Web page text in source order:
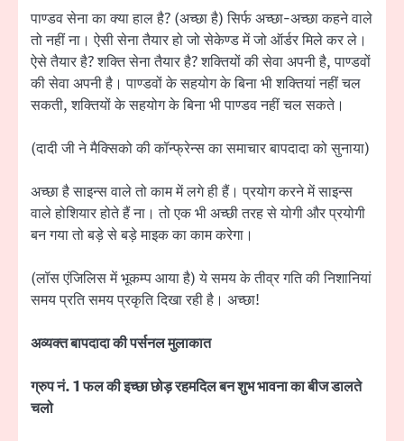
पाण्डव सेना का क्या हाल है? (अच्छा है) सिर्फ अच्छा-अच्छा कहने वाले
तो नहीं ना। ऐसी सेना तैयार हो जो सेकेण्ड में जो ऑर्डर मिले कर ले।
ऐसे तैयार है? शक्ति सेना तैयार है? शक्तियों की सेवा अपनी है, पाण्डवों
की सेवा अपनी है। पाण्डवों के सहयोग के बिना भी शक्तियां नहीं चल
सकती, शक्तियों के सहयोग के बिना भी पाण्डव नहीं चल सकते।
(दादी जी ने मैक्सिको की कॉन्फ्रेन्स का समाचार बापदादा को सुनाया)
अच्छा है साइन्स वाले तो काम में लगे ही हैं। प्रयोग करने में साइन्स
वाले होशियार होते हैं ना। तो एक भी अच्छी तरह से योगी और प्रयोगी
बन गया तो बड़े से बड़े माइक का काम करेगा।
(लॉस एंजिलिस में भूकम्प आया है) ये समय के तीव्र गति की निशानियां
समय प्रति समय प्रकृति दिखा रही है। अच्छा!
अव्यक्त बापदादा की पर्सनल मुलाकात
ग्रुप नं. 1 फल की इच्छा छोड़ रहमदिल बन शुभ भावना का बीज डालते
चलो